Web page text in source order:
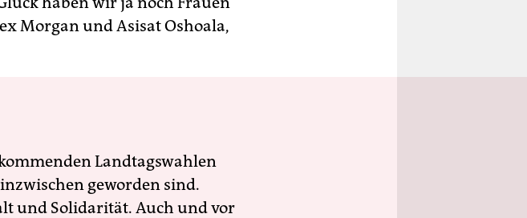
Morgan und Asisat Oshoala,
Landtagswahlen
geworden sind.
und Solidarität. Auch und vor